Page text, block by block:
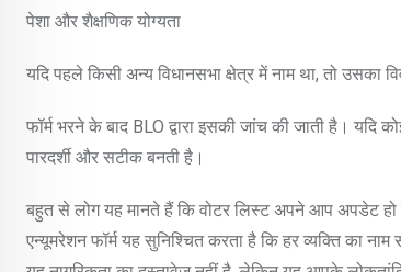
पेशा और शैक्षणिक योग्यता
यदि पहले किसी अन्य विधानसभा क्षेत्र में नाम था, तो उसका
फॉर्म भरने के बाद BLO द्वारा इसकी जांच की जाती है। यदि
पारदर्शी और सटीक बनती है।
बहुत से लोग यह मानते हैं कि वोटर लिस्ट अपने आप अपडेट हो
एन्यूमरेशन फॉर्म यह सुनिश्चित करता है कि हर व्यक्ति का